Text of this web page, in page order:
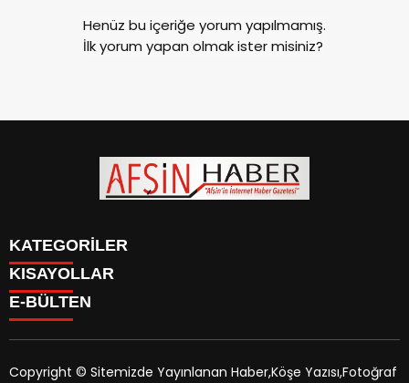
Henüz bu içeriğe yorum yapılmamış.
İlk yorum yapan olmak ister misiniz?
KATEGORİLER
SİYASET
EĞİTİM
MAGAZİN
KISAYOLLAR
SİYASET
EĞİTİM
KÜLTÜR SANAT
E-BÜLTEN
Copyright © Sitemizde Yayınlanan Haber,Köşe Yazısı,Fotoğraf